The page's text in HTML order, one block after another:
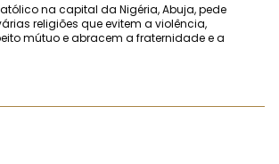
na capital da Nigéria, Abuja, pede
religiões que evitem a violência,
mútuo e abracem a fraternidade e a